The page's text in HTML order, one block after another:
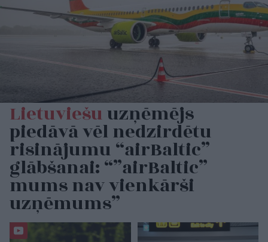
Lietuviešuuzņēmējs
piedāvā vēl nedzirdētu
risinājumu “airBaltic”
glābšanai: “”airBaltic”
mums nav vienkārši
uzņēmums”